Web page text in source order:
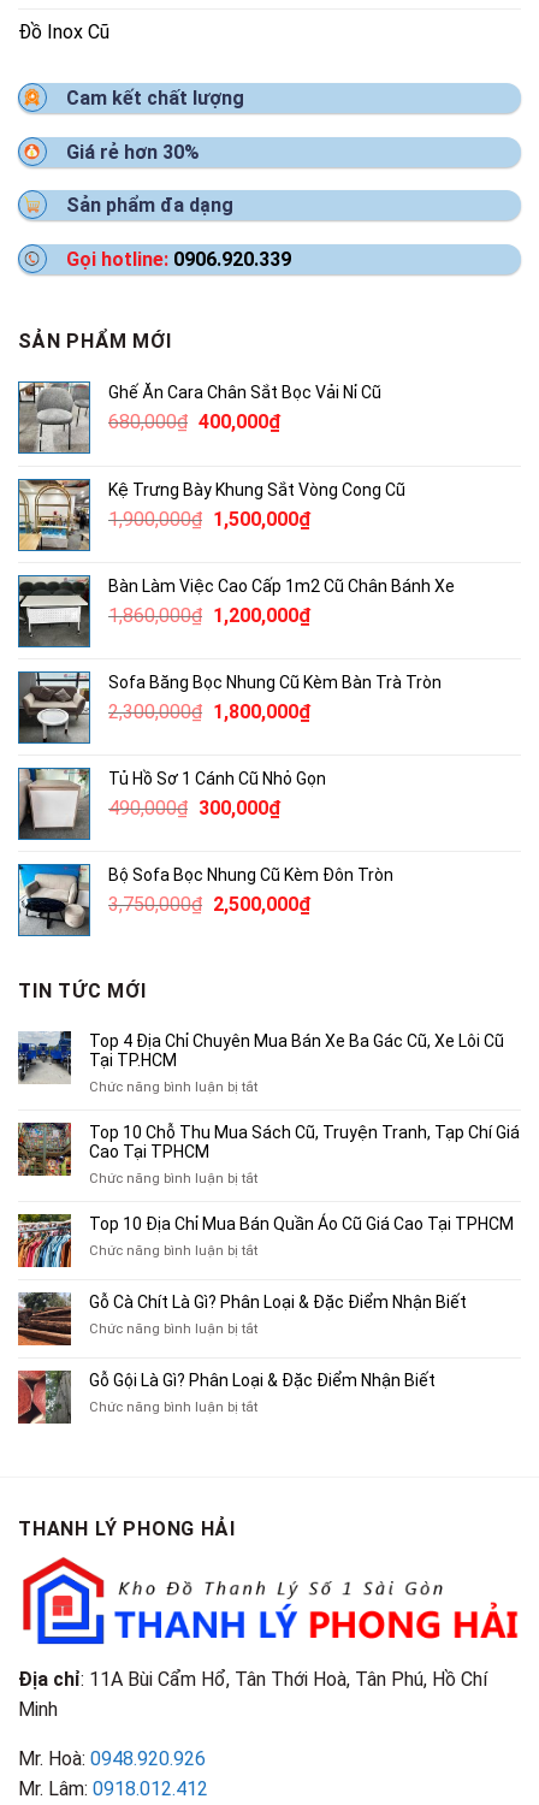
Đồ Inox Cũ
Cam kết chất lượng
Giá rẻ hơn 30%
Sản phẩm đa dạng
Gọi hotline: 0906.920.339
SẢN PHẨM MỚI
Ghế Ăn Cara Chân Sắt Bọc Vải Nỉ Cũ
680,000₫ Giá
680,000₫.
400,000₫Giá
là:
400,000₫.
Kệ Trưng Bày Khung Sắt Vòng Cong Cũ
1,900,000₫ Giá
1,900,000₫.
1,500,000₫Giá
là:
1,500,000₫.
Bàn Làm Việc Cao Cấp 1m2 Cũ Chân Bánh Xe
1,860,000₫ Giá
1,860,000₫.
1,200,000₫Giá
là:
1,200,000₫.
Sofa Băng Bọc Nhung Cũ Kèm Bàn Trà Tròn
2,300,000₫ Giá
2,300,000₫.
1,800,000₫Giá
là:
Tủ Hồ Sơ 1 Cánh Cũ Nhỏ Gọn
490,000₫ Giá
490,000₫.
300,000₫Giá
là:
300,000₫.
Bộ Sofa Bọc Nhung Cũ Kèm Đôn Tròn
3,750,000₫ Giá
2,500,000₫Giá
TIN TỨC MỚI
Top 4 Địa Chỉ Chuyên Mua Bán Xe Ba Gác Cũ, Xe Lôi Cũ
Tại TP.HCM
Chức năng bình luận bị tắtở
4
Chuyên
Bán
Xe
Cũ,
Xe
Cũ
TP.HCM
Top 10 Chỗ Thu Mua Sách Cũ, Truyện Tranh, Tạp Chí Giá
Cao Tại TPHCM
Chức năng bình luận bị tắtở
10
Thu
Sách
Tạp
Chí
Top 10 Địa Chỉ Mua Bán Quần Áo Cũ Giá Cao Tại TPHCM
Chức năng bình luận bị tắtở
Địa
Chỉ
Bán
Áo
Gỗ Cà Chít Là Gì? Phân Loại & Đặc Điểm Nhận Biết
Chức năng bình luận bị tắtở
Chít
Là
Gỗ Gội Là Gì? Phân Loại & Đặc Điểm Nhận Biết
Chức năng bình luận bị tắtở
Điểm
Nhận
Biết
THANH LÝ PHONG HẢI
Địa chỉ: 11A Bùi Cẩm Hổ, Tân Thới Hoà, Tân Phú, Hồ Chí
Minh
Mr. Hoà: 0948.920.926
Mr. Lâm: 0918.012.412